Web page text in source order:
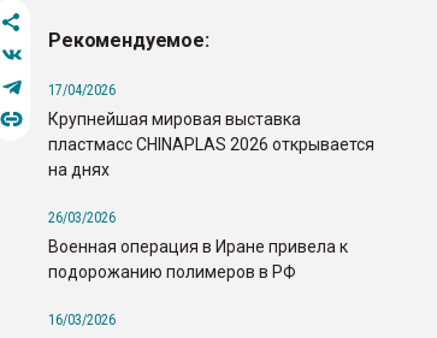
Рекомендуемое:
17/04/2026
Крупнейшая мировая выставка
пластмасс CHINAPLAS 2026 открывается
на днях
26/03/2026
Военная операция в Иране привела к
подорожанию полимеров в РФ
16/03/2026